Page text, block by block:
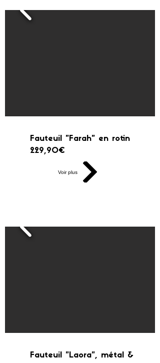
Fauteuil "Farah" en rotin
229,90€
Voir plus
Fauteuil "Laora", métal &